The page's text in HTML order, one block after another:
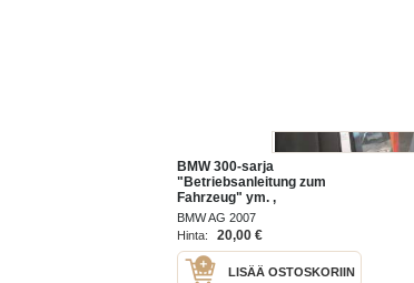
BMW 300-sarja
"Betriebsanleitung zum
Fahrzeug" ym. ,
saksankieliset alunperin
auton mukana toimitetut
käyttöohjekirja ym. julkaisut
ja painatteet alkuperäisessä
BMW AG 2007
Hinta:
20,00 €
LISÄÄ OSTOSKORIIN